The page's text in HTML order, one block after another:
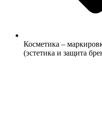
Косметика –
(эстетика и защита